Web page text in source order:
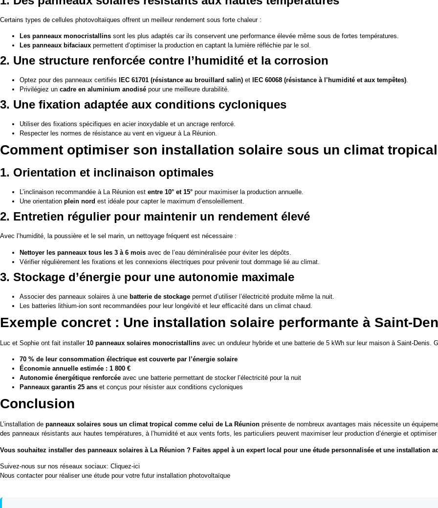
Certains types de cellules photovoltaïques offrent un meilleur rendement sous forte chaleur :
Les panneaux monocristallins sont les plus adaptés car ils conservent une performance élevée même sous de fortes températures.
Les panneaux bifaciaux permettent d’optimiser la production en captant la lumière réfléchie par le sol.
2. Une structure renforcée contre l’humidité et la corrosion
Optez pour des panneaux certifiés IEC 61701 (résistance au brouillard salin) et IEC 60068 (résistance à l’humidité et aux tempêtes).
Privilégiez un cadre en aluminium anodisé pour une meilleure durabilité.
3. Une fixation adaptée aux conditions cycloniques
Utiliser des fixations spécifiques en acier inoxydable et un ancrage renforcé.
Respecter les normes de résistance au vent en vigueur à La Réunion.
Comment optimiser son installation solaire sous un climat
1. Orientation et inclinaison optimales
L’inclinaison recommandée à La Réunion est entre 10° et 15° pour maximiser la production annuelle.
Une orientation plein nord est idéale pour capter le maximum d’ensoleillement.
2. Entretien régulier pour maintenir un rendement élevé
Avec l’humidité, la poussière et le sel marin, un nettoyage fréquent est nécessaire :
Nettoyer les panneaux tous les 3 à 6 mois avec de l’eau déminéralisée pour éviter les dépôts.
Vérifier régulièrement les fixations et les connexions électriques pour prévenir tout dommage lié au climat.
3. Stockage d’énergie pour une autonomie maximale
Associer des panneaux solaires à une batterie de stockage permet d’utiliser l’électricité produite même la nuit.
Les batteries lithium-ion sont recommandées pour leur longévité et leur efficacité dans un climat chaud.
Exemple concret : Une installation solaire performante à Saint-
Luc et Sophie ont fait installer 10 panneaux solaires monocristallins avec un onduleur hybride et une batterie de 5 kWh sur leur maison à Saint-Denis.
70 % de leur consommation électrique est couverte par l’énergie solaire
Économie annuelle estimée : 1 800 €
Autonomie énergétique renforcée avec une batterie permettant de stocker l’électricité pour la nuit
Panneaux garantis 25 ans et conçus pour résister aux conditions cycloniques
Conclusion
L’installation de panneaux solaires sous un climat tropical comme celui de La Réunion présente de nombreux avantages mais nécessite un
des panneaux résistants aux hautes températures, à l’humidité et aux vents forts, les particuliers peuvent maximiser leur production d’énergie et
Vous souhaitez installer des panneaux solaires à La Réunion ? Faites appel à un expert local pour une étude personnalisée et une installation
Suivez-nous sur nos réseaux sociaux: Cliquez-ici
Nous contacterpour réaliser une étude pour votre futur installation photovoltaïque